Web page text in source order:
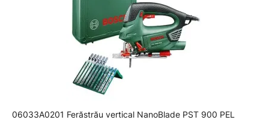
06033A0201 Ferăstrău vertical NanoBlade PST 900 PEL